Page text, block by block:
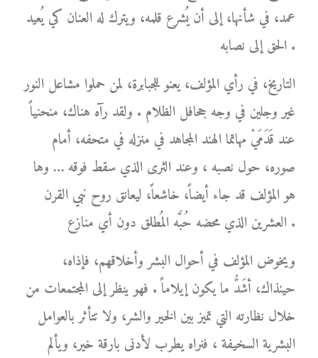
عمد، في شأنها، إلى أن يُشرع قلمه، ويترك له العنان كي يُعيد
الحق إلى نصابه .
التاريخ، في رأي المؤلف، يعنو للجبابرة، لمن حملوا مشاعل النور
غير وجلين في وجه جحافل الظلام . ولقد رآه هناك، منحنياً
عند قَدَمَيْ مهاتما الهند المجاهد في منزله في متحفه، أمام
صوره، حول نصبه ، وعند الثرى الذي سقط فوقه … وها
هو المؤلف قد جاء أيضاً، خاشعاً، ليعانق روح نبي القرن
العشرين الذي محضه حُبَّه المُطلق دون أي منازع .
ويخوض المؤلف في أحوال البشر وأخلاقهم، فإذاه،
حينذاك، أشَدُّ ما يكون إيلاماً . فهو ينظر إلى المجتمعات من
خلال نظارته التي تميز بين الخير والشر، ولا تتأثر بالعوامل
البشرية السخيفة ، فنراه يطرب لأدنى بارقة خير، ويألم